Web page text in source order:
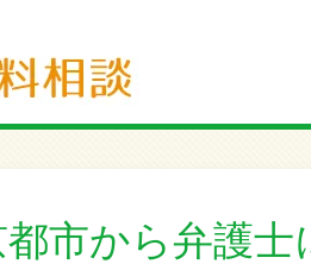
市から弁護士